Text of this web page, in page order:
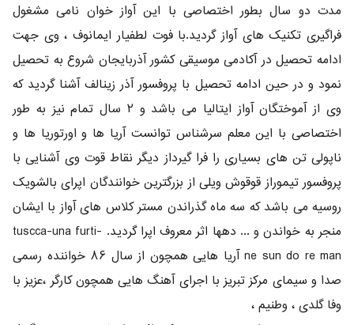
مدت دو سال بطور اختصاصی با این آواز خوان نامی مشغول
فراگیری تکنیک های آواز گردید.با فوت لطفیار ایمانوف ، وی جهت
ادامه تحصیل در آکادمی موسیقی کشور آذربایجان شروع به تحصیل
نمود و در حین ادامه تحصیل با پروفسور آذر زینالف آشنا گردید که
وی از آموختگان آواز ایتالیا می باشد و ۲ سال تمام نیز به طور
اختصاصی با این معلم سرشناس توانست آریا ها و اورتوریا ها و
ناپولی تن های بسیاری را فرا گیرداز دیگر نقاط قوت وی آشنایی با
پروفسور تیموراز قوقوش ویلی از بزرگترین خوانندگان اپرای بالشویک
روسیه می باشد که سه ماه گذراندن مستر کلاس های آواز با ایشان
منجر به خواندن و ... دهها اثر معروف اپرا گردید. tuscca-una furti-
ne sun do re man آریا هایی همچون از سال ۸۶ خواننده رسمی
صدا و سیمای مرکز تبریز با اجرای آهنگ هایی همچون کارگر ،عزیز با
وفا گلدی ، وطنیم ،